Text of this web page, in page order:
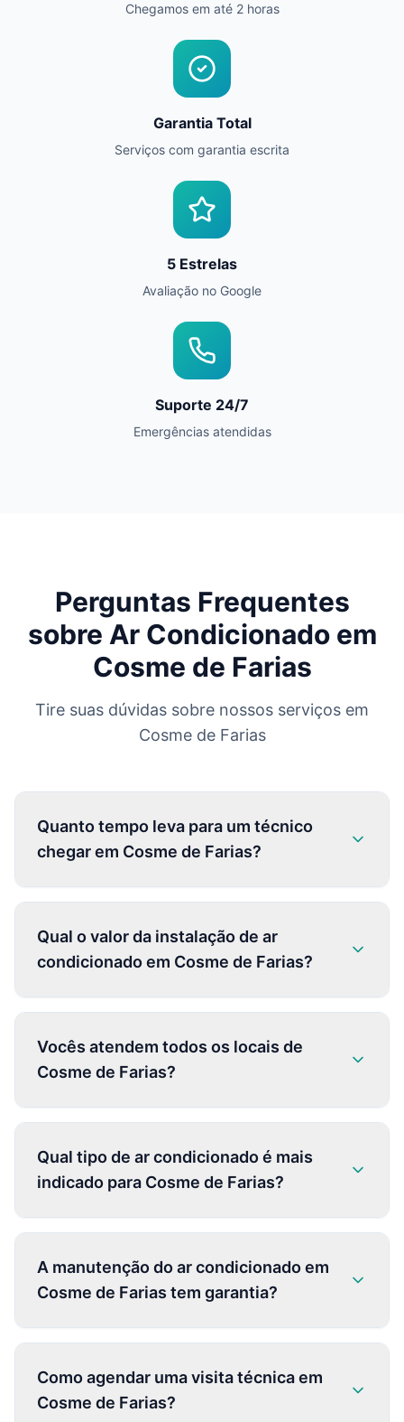
Chegamos em até 2 horas
Garantia Total
Serviços com garantia escrita
5 Estrelas
Avaliação no Google
Suporte 24/7
Emergências atendidas
Perguntas Frequentes
sobre Ar Condicionado em
Cosme de Farias
Tire suas dúvidas sobre nossos serviços em
Cosme de Farias
Quanto tempo leva para um técnico
chegar em Cosme de Farias?
Qual o valor da instalação de ar
condicionado em Cosme de Farias?
Vocês atendem todos os locais de
Cosme de Farias?
Qual tipo de ar condicionado é mais
indicado para Cosme de Farias?
A manutenção do ar condicionado em
Cosme de Farias tem garantia?
Como agendar uma visita técnica em
Cosme de Farias?